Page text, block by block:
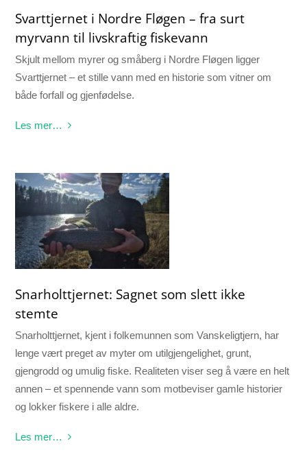
Svarttjernet i Nordre Fløgen – fra surt
myrvann til livskraftig fiskevann
Skjult mellom myrer og småberg i Nordre Fløgen ligger
Svarttjernet – et stille vann med en historie som vitner om
både forfall og gjenfødelse.
Les mer…
Snarholttjernet: Sagnet som slett ikke
stemte
Snarholttjernet, kjent i folkemunnen som Vanskeligtjern, har
lenge vært preget av myter om utilgjengelighet, grunt,
gjengrodd og umulig fiske. Realiteten viser seg å være en helt
annen – et spennende vann som motbeviser gamle historier
og lokker fiskere i alle aldre.
Les mer…